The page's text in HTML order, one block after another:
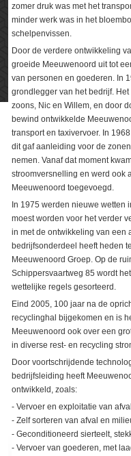
zomer druk was met het
minder werk was in het
schelpenvissen.
Door de verdere ontwikkeling
groeide Meeuwenoord uit tot
van personen en goederen. In
grondlegger van het bedrijf.
zoons, Nic en Willem, en door
bewind ontwikkelde
transport en taxivervoer. In
dit gaf aanleiding voor de
nemen. Vanaf dat moment
stroomversnelling en werd ook
Meeuwenoord toegevoegd.
In 1975 werden nieuwe wetten
moest worden voor het verder
in met de ontwikkeling van een
bedrijfsonderdeel heeft heden
Meeuwenoord Groep. Op de
Schippersvaartweg 85 wordt
wettelijke regels gesorteerd.
Eind 2005, 100 jaar na de
recyclinghal bijgekomen en is
Meeuwenoord ook over een
in diverse rest- en recycling
Door voortschrijdende
bedrijfsleiding heeft
ontwikkeld, zoals:
- Vervoer en exploitatie van
- Zelf sorteren van afval en
- Geconditioneerd sierteelt,
- Vervoer van goederen, met